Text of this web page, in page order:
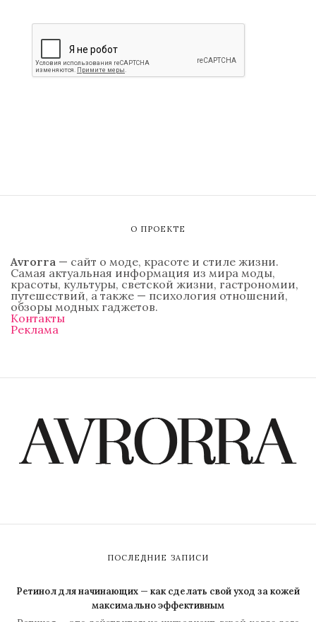
О ПРОЕКТЕ
Avrorra — сайт о моде, красоте и стиле жизни.
Самая актуальная информация из мира моды,
красоты, культуры, светской жизни, гастрономии,
путешествий, а также — психология отношений,
обзоры модных гаджетов.
Контакты
Реклама
ПОСЛЕДНИЕ ЗАПИСИ
Ретинол для начинающих — как сделать свой уход за кожей
максимально эффективным